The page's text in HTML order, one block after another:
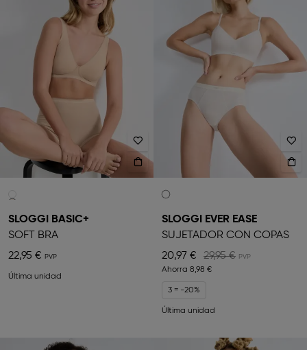
SLOGGI BASIC+
SOFT BRA
22,95 €
Última unidad
SLOGGI EVER EASE
SUJETADOR CON COPAS
20,97 €
29,95 €
Ahorra 8,98 €
3 = -20%
Última unidad